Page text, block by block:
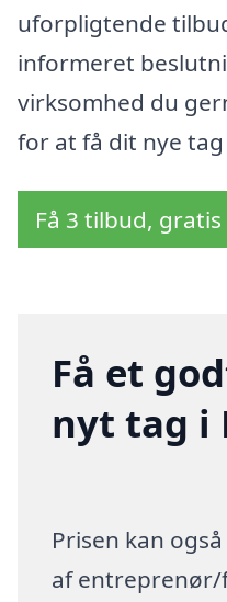
uforpligtende
informeret
virksomhed du
for at få dit nye
Få 3 tilbud,
Få et
nyt tag i
Prisen kan
af